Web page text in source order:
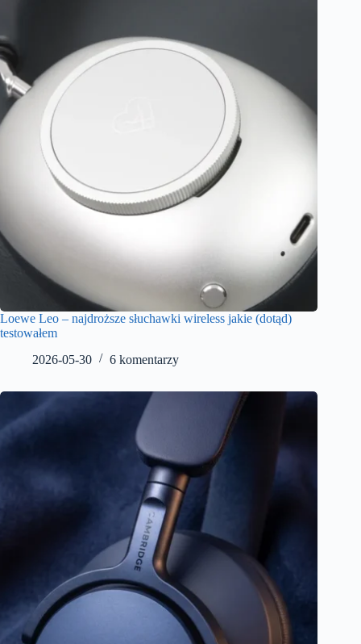
Loewe Leo – najdroższe słuchawki wireless jakie (dotąd)
testowałem
2026-05-30
6 komentarzy